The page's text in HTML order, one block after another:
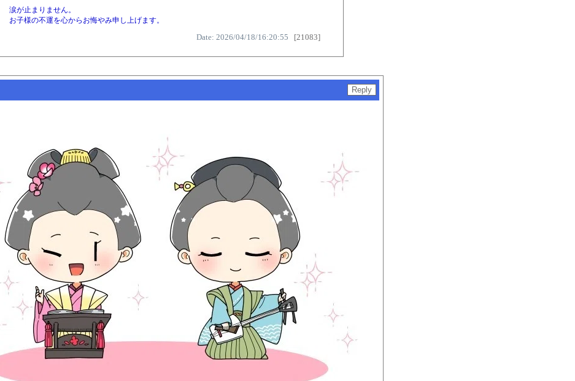
涙が止まりません。
お子様の不運を心からお悔やみ申し上げます。
Date: 2026/04/18/16:20:55 [21083]